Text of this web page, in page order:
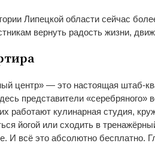
Липецкой области сейчас
вернуть радость жизни,
центр» — это настоящая штаб-
представители «серебряного»
работают кулинарная студия,
йогой или сходить в
И всё это абсолютно бесплатно.